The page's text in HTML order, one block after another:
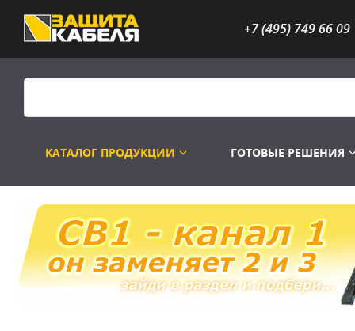
+7 (495) 749 66 09
КАТАЛОГ ПРОДУКЦИИ
Распродажа Лампы
ГОТОВЫЕ РЕШЕНИЯ